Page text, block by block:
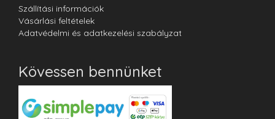
Szállítási információk
Vásárlási feltételek
Adatvédelmi és adatkezelési szabályzat
Kövessen bennünket